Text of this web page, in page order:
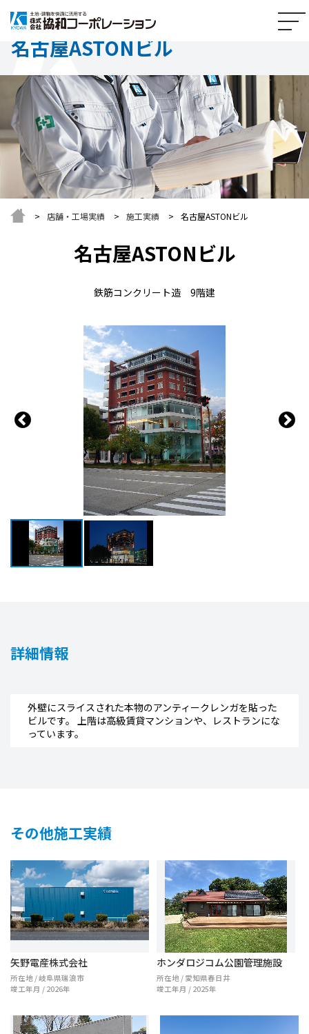
名古屋ASTONビル
店舗・工場実績 施工実績 名古屋ASTONビル
名古屋ASTONビル
鉄筋コンクリート造 9階建
詳細情報
外壁にスライスされた本物のアンティークレンガを貼った
ビルです。 上階は高級賃貸マンションや、レストランにな
っています。
その他施工実績
矢野電産株式会社
所在地 / 岐阜県瑞浪市
竣工年月 / 2026年
ホンダロジコム公園管理施設
所在地 / 愛知県春日井
竣工年月 / 2025年